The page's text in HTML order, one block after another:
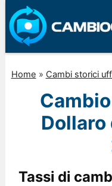
Home » Cambi storici
Dollaro
Tassi di